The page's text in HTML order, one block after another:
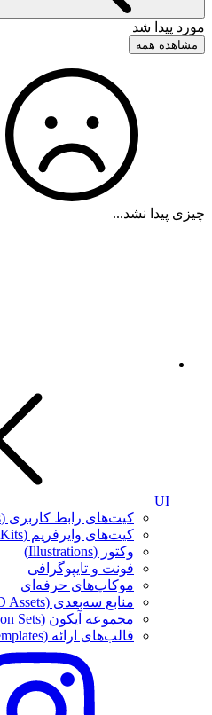
مورد پیدا شد
مشاهده همه
چیزی پیدا نشد...
UI
کیت‌های رابط کاربری (UI Kits)
کیت‌های وایرفریم (Wireframe Kits)
وکتور (Illustrations)
فونت‌ و تایپوگرافی
موکاپ‌های حرفه‌ای
منابع سه‌بعدی (3D Assets)
مجموعه آیکون‌ (Icon Sets)
قالب‌های ارائه (Presentation Templates)